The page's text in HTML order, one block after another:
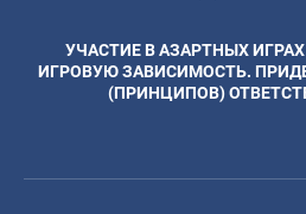
УЧАСТИЕ В АЗАРТНЫХ
ИГРОВУЮ ЗАВИСИМОСТЬ.
(ПРИНЦИПОВ)